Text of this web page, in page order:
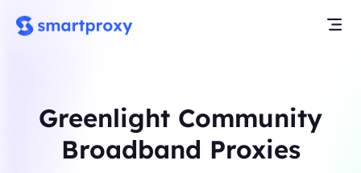
Greenlight Community
Broadband Proxies